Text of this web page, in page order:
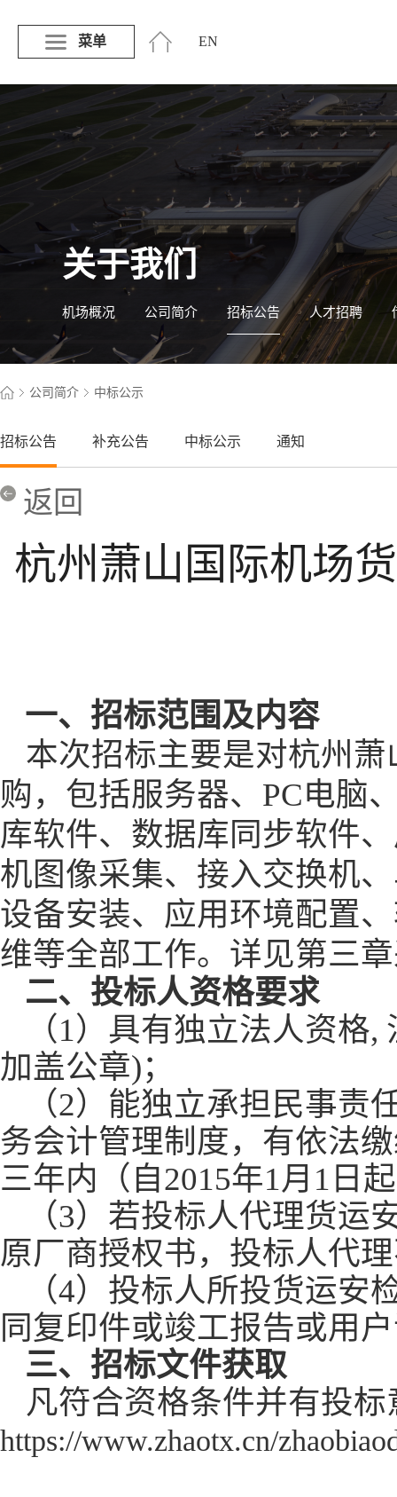
菜单 EN
关于我们
机场概况 公司简介 招标公告 人才招聘
公司简介 中标公示
招标公告 补充公告 中标公示 通知
返回
杭州萧山国际机场
一、招标范围及内容
本次招标主要是对杭州
购， 包括服务器、 PC电脑
库软件、数据库同步软件
机图像采集、接入交换机
设备安装、应用环境配置
维等全部工作。详见第三章
二、 投标人资格要求
（1）具有独立法人资格,
加盖公章)；
（2）能独立承担民事责
务会计管理制度，有依法
三年内 （自2015年1月 1 日
（3）若投标人代理货运
原厂商授权书，投标人代
（4）投标人所投货运安
同复印件或竣工报告或用
三、招标文件获取
凡符合资格条件并有投
https://www.zhaotx.cn/